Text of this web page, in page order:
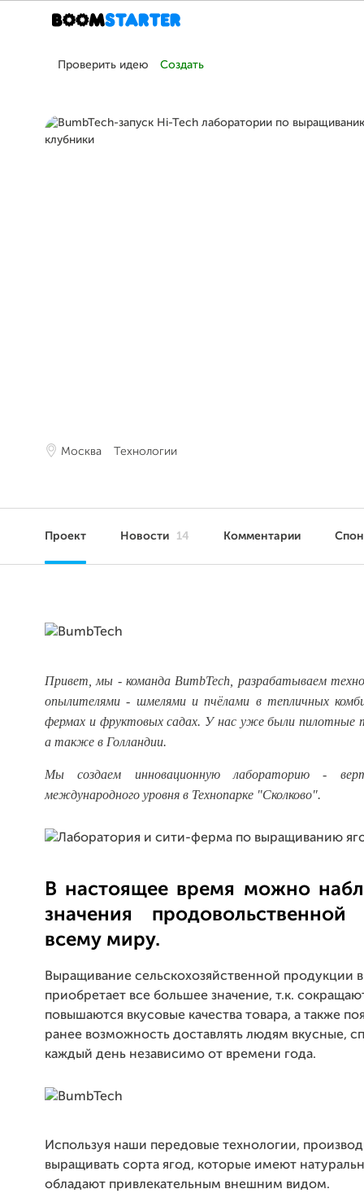
Проверить идею Создать
Москва Технологии
Проект Новости 14 Комментарии
Привет, мы - команда BumbTech, разрабатываем
опылителями - шмелями и пчёлами в тепличных
фермах и фруктовых садах. У нас уже были
а также в Голландии.
Мы создаем инновационную лабораторию -
международного уровня в Технопарке "Сколково".
В настоящее время можно
значения
всему миру.
Выращивание сельскохозяйственной продукции
приобретает все большее значение, т.к.
повышаются вкусовые качества товара, а также
ранее возможность доставлять людям вкусные,
каждый день независимо от времени года.
Используя наши передовые технологии,
выращивать сорта ягод, которые имеют
обладают привлекательным внешним видом.